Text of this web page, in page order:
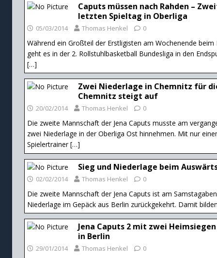
Caputs müssen nach Rahden –
letzten Spieltag in Oberliga
05/03/2014 Thomas Henkel 0
Während ein Großteil der Erstligisten am Wochenende beim
geht es in der 2. Rollstuhlbasketball Bundesliga in den
[…]
Zwei Niederlage in Chemnitz für
Chemnitz steigt auf
20/02/2014 Thomas Henkel 0
Die zweite Mannschaft der Jena Caputs musste am
zwei Niederlage in der Oberliga Ost hinnehmen. Mit nur
Spielertrainer[…]
Sieg und Niederlage beim
02/02/2014 Thomas Henkel 0
Die zweite Mannschaft der Jena Caputs ist am
Niederlage im Gepäck aus Berlin zurückgekehrt. Damit
Jena Caputs 2 mit zwei
in Berlin
29/01/2014 Thomas Henkel 0